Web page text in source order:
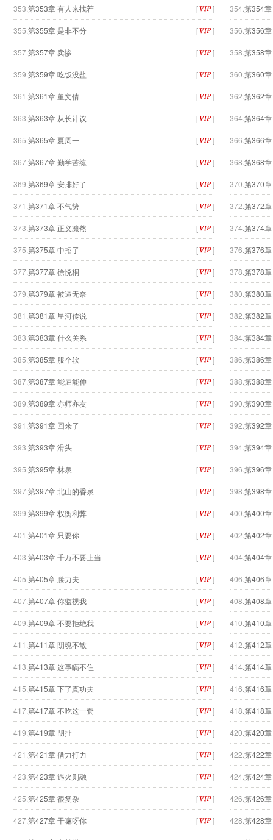
353. 第353章 有人来找茬 [ ] 354. 第354
355. 第355章 是非不分 [ ] 356. 第356
357.第357章 卖惨 [ ] 358. 第358
359. 第359章 吃饭没盐 [ ] 360. 第360
361. 第361章 董文倩 [ ] 362. 第362
363. 第363章 从长计议 [ ] 364. 第364
365. 第365章 夏周一 [ ] 366. 第366
367.第367章 勤学苦练 [ ] 368. 第368
369. 第369章 安排好了 [ ] 370. 第370
371. 第371章 不气势 [ ] 372. 第372
373. 第373章 正义凛然 [ ] 374. 第374
375. 第375章 中招了 [ ] 376. 第376
377.第377章 徐悦桐 [ ] 378. 第378
379. 第379章 被逼无奈 [ ] 380. 第380
381. 第381章 星河传说 [ ] 382. 第382
383. 第383章 什么关系 [ ] 384. 第384
385. 第385章 服个软 [ ] 386. 第386
387.第387章 能屈能伸 [ ] 388. 第388
389. 第389章 亦师亦友 [ ] 390. 第390
391. 第391章 回来了 [ ] 392. 第392
393. 第393章 滑头 [ ] 394. 第394
395. 第395章 林泉 [ ] 396. 第396
397.第397章 北山的香泉 [ ] 398. 第398
399. 第399章 权衡利弊 [ ] 400. 第400
401. 第401章 只要你 [ ] 402. 第402
403. 第403章 千万不要上当 [ ] 404. 第404
405. 第405章 滕力夫 [ ] 406. 第406
407.第407章 你监视我 [ ] 408. 第408
409. 第409章 不要拒绝我 [ ] 410. 第410
411. 第411章 阴魂不散 [ ] 412. 第412
413. 第413章 这事瞒不住 [ ] 414. 第414
415. 第415章 下了真功夫 [ ] 416. 第416
417.第417章 不吃这一套 [ ] 418. 第418
419. 第419章 胡扯 [ ] 420. 第420
421. 第421章 借力打力 [ ] 422. 第422
423. 第423章 遇火则融 [ ] 424. 第424
425. 第425章 很复杂 [ ] 426. 第426
427.第427章 干嘛呀你 [ ] 428. 第428